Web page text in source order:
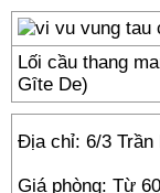
Lối cầu thang
Gȋte De)
Địa chỉ: 6/3 Trần
Giá phòng: Từ